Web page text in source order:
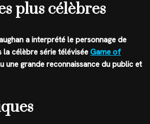
plus célèbres
a interprété le personnage de
la célèbre série télévisée Game of
une grande reconnaissance du public et